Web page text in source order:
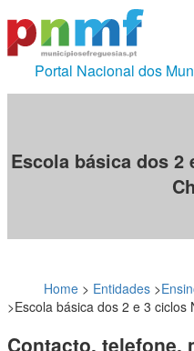
Portal Nacional dos
Escola básica dos
Home > Entidades >
>Escola básica dos 2 e 3 ciclos
Contacto, telefone,